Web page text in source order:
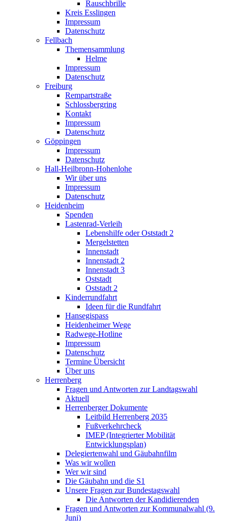
Rauschbrille
Kreis Esslingen
Impressum
Datenschutz
Fellbach
Themensammlung
Helme
Impressum
Datenschutz
Freiburg
Rempartstraße
Schlossbergring
Kontakt
Impressum
Datenschutz
Göppingen
Impressum
Datenschutz
Hall-Heilbronn-Hohenlohe
Wir über uns
Impressum
Datenschutz
Heidenheim
Spenden
Lastenrad-Verleih
Lebenshilfe oder Oststadt 2
Mergelstetten
Innenstadt
Innenstadt 2
Innenstadt 3
Oststadt
Oststadt 2
Kinderrundfahrt
Ideen für die Rundfahrt
Hansegispass
Heidenheimer Wege
Radwege-Hotline
Impressum
Datenschutz
Termine Übersicht
Über uns
Herrenberg
Fragen und Antworten zur Landtagswahl
Aktuell
Herrenberger Dokumente
Leitbild Herrenberg 2035
Fußverkehrcheck
IMEP (Integrierter Mobilität
Entwicklungsplan)
Delegiertenwahl und Gäubahnfilm
Was wir wollen
Wer wir sind
Die Gäubahn und die S1
Unsere Fragen zur Bundestagswahl
Die Antworten der Kandidierenden
Fragen und Antworten zur Kommunalwahl (9.
Juni)